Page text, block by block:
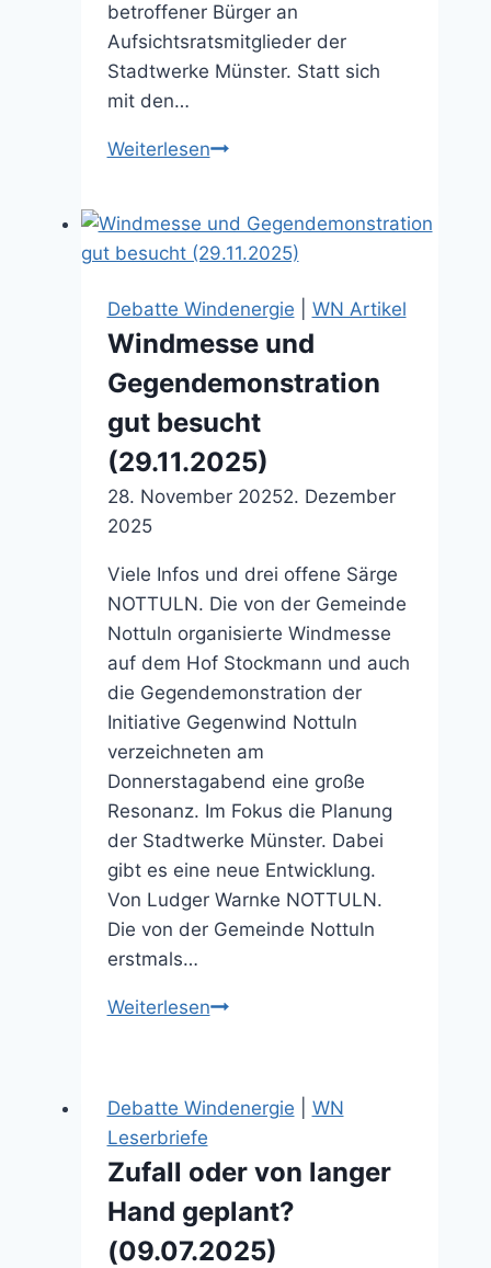
betroffener Bürger an
Aufsichtsratsmitglieder der
Stadtwerke Münster. Statt sich
mit den…
WeiterlesenKritiker
in
Nottuln
werden
stigmatisiert
und
diskreditiert
(21.02.2026)
Debatte Windenergie WN Artikel
Windmesse und
Gegendemonstration
gut besucht
(29.11.2025)
28. November 20252. Dezember
2025
Viele Infos und drei offene Särge
NOTTULN. Die von der Gemeinde
Nottuln organisierte Windmesse
auf dem Hof Stockmann und auch
die Gegendemonstration der
Initiative Gegenwind Nottuln
verzeichneten am
Donnerstagabend eine große
Resonanz. Im Fokus die Planung
der Stadtwerke Münster. Dabei
gibt es eine neue Entwicklung.
Von Ludger Warnke NOTTULN.
Die von der Gemeinde Nottuln
erstmals…
WeiterlesenWindmesse
gut
besucht
Debatte Windenergie
WN
Leserbriefe
Zufall oder von langer
Hand geplant?
(09.07.2025)